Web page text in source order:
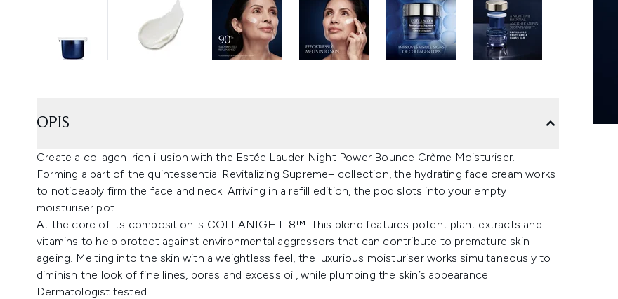
OPIS
Create a collagen-rich illusion with the Estée Lauder Night Power Bounce Crème Moisturiser.
Forming a part of the quintessential Revitalizing Supreme+ collection, the hydrating face cream works
to noticeably firm the face and neck. Arriving in a refill edition, the pod slots into your empty
moisturiser pot.
At the core of its composition is COLLANIGHT-8™. This blend features potent plant extracts and
vitamins to help protect against environmental aggressors that can contribute to premature skin
ageing. Melting into the skin with a weightless feel, the luxurious moisturiser works simultaneously to
diminish the look of fine lines, pores and excess oil, while plumping the skin’s appearance.
Dermatologist tested.